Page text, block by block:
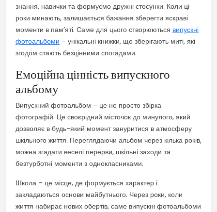
знання, навички та формуємо дружні стосунки. Коли ці
роки минають, залишається бажання зберегти яскраві
моменти в пам’яті. Саме для цього створюються випускні
фотоальбоми – унікальні книжки, що зберігають миті, які
згодом стають безцінними спогадами.
Емоційна цінність випускного
альбому
Випускний фотоальбом – це не просто збірка
фотографій. Це своєрідний місточок до минулого, який
дозволяє в будь-який момент зануритися в атмосферу
шкільного життя. Переглядаючи альбом через кілька років,
можна згадати веселі перерви, шкільні заходи та
безтурботні моменти з однокласниками.
Школа – це місце, де формується характер і
закладаються основи майбутнього. Через роки, коли
життя набирає нових обертів, саме випускні фотоальбоми